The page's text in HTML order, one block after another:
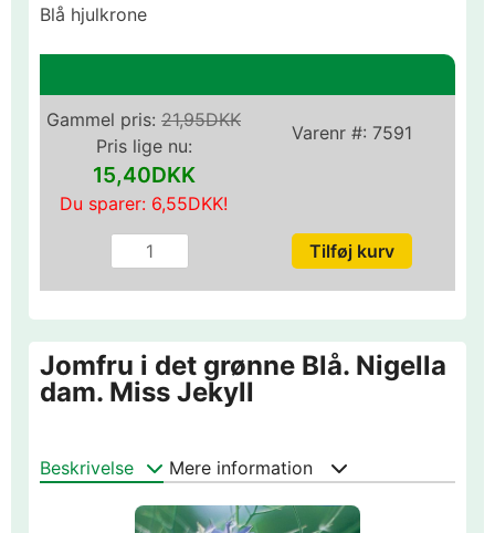
Blå hjulkrone
Varenr #: 7591
Gammel pris: 21,95DKK
Pris lige nu:
15,40DKK
Du sparer: 6,55DKK!
Jomfru i det grønne Blå. Nigella
dam. Miss Jekyll
Beskrivelse Mere information